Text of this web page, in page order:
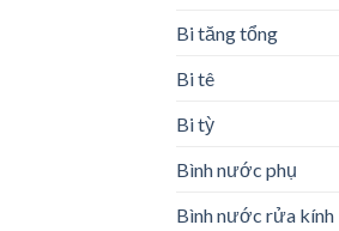
Bi tăng tổng
Bi tê
Bi tỳ
Bình nước phụ
Bình nước rửa kính